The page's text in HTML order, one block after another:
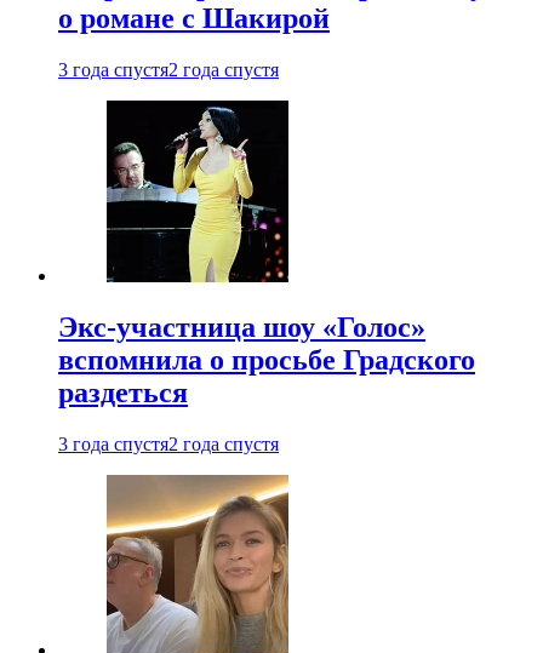
о романе с Шакирой
3 года спустя2 года спустя
Экс-участница шоу «Голос»
вспомнила о просьбе Градского
раздеться
3 года спустя2 года спустя